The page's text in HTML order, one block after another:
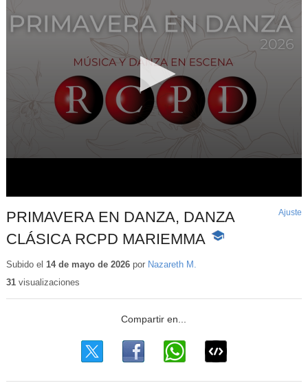
PRIMAVERA EN DANZA, DANZA
CLÁSICA RCPD MARIEMMA
-
Ajuste
Subido el 14 de mayo de 2026por Nazareth M.
31visualizaciones